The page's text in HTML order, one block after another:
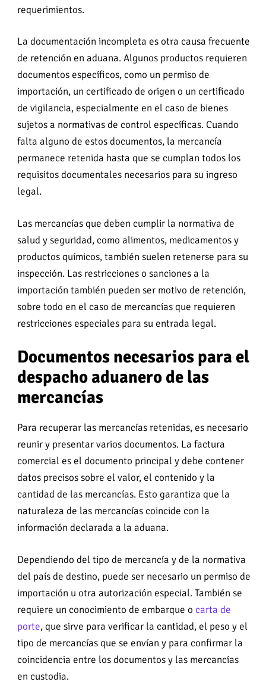
requerimientos.
La documentación incompleta es otra causa frecuente
de retención en aduana. Algunos productos requieren
documentos específicos, como un permiso de
importación, un certificado de origen o un certificado
de vigilancia, especialmente en el caso de bienes
sujetos a normativas de control específicas. Cuando
falta alguno de estos documentos, la mercancía
permanece retenida hasta que se cumplan todos los
requisitos documentales necesarios para su ingreso
legal.
Las mercancías que deben cumplir la normativa de
salud y seguridad, como alimentos, medicamentos y
productos químicos, también suelen retenerse para su
inspección. Las restricciones o sanciones a la
importación también pueden ser motivo de retención,
sobre todo en el caso de mercancías que requieren
restricciones especiales para su entrada legal.
Documentos necesarios para el
despacho aduanero de las
mercancías
Para recuperar las mercancías retenidas, es necesario
reunir y presentar varios documentos. La factura
comercial es el documento principal y debe contener
datos precisos sobre el valor, el contenido y la
cantidad de las mercancías. Esto garantiza que la
naturaleza de las mercancías coincide con la
información declarada a la aduana.
Dependiendo del tipo de mercancía y de la normativa
del país de destino, puede ser necesario un permiso de
importación u otra autorización especial. También se
requiere un conocimiento de embarque o carta de
porte, que sirve para verificar la cantidad, el peso y el
tipo de mercancías que se envían y para confirmar la
coincidencia entre los documentos y las mercancías
en custodia.